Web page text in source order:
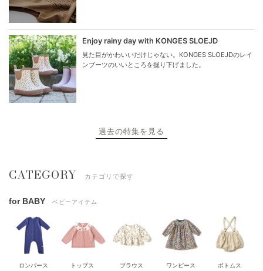
Enjoy rainy day with KONGES SLOEJD
見た目がかわいいだけじゃない。KONGES SLOEJDのレイ
ンブーツのいいところを掘り下げました。
過去の特集を見る
CATEGORY カテゴリで探す
for BABY ベビーアイテム
ロンパース トップス ブラウス ワンピース ボトムス